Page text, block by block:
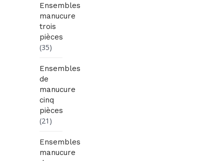
Ensembles
manucure
trois
pièces
(35)
Ensembles
de
manucure
cinq
pièces
(21)
Ensembles
manucure